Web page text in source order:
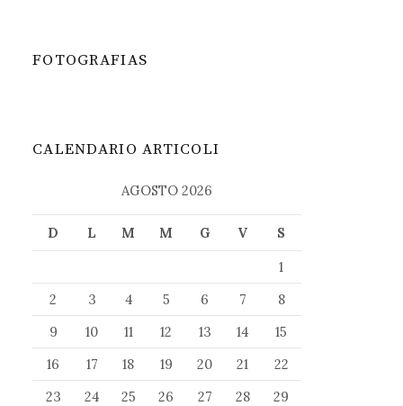
FOTOGRAFIAS
CALENDARIO ARTICOLI
AGOSTO 2026
D L M M G V
S
1
2
3 4 5 6 7
8
9
10 11 12 13 14
15
16
17 18 19 20 21
22
23
24 25 26 27 28
29